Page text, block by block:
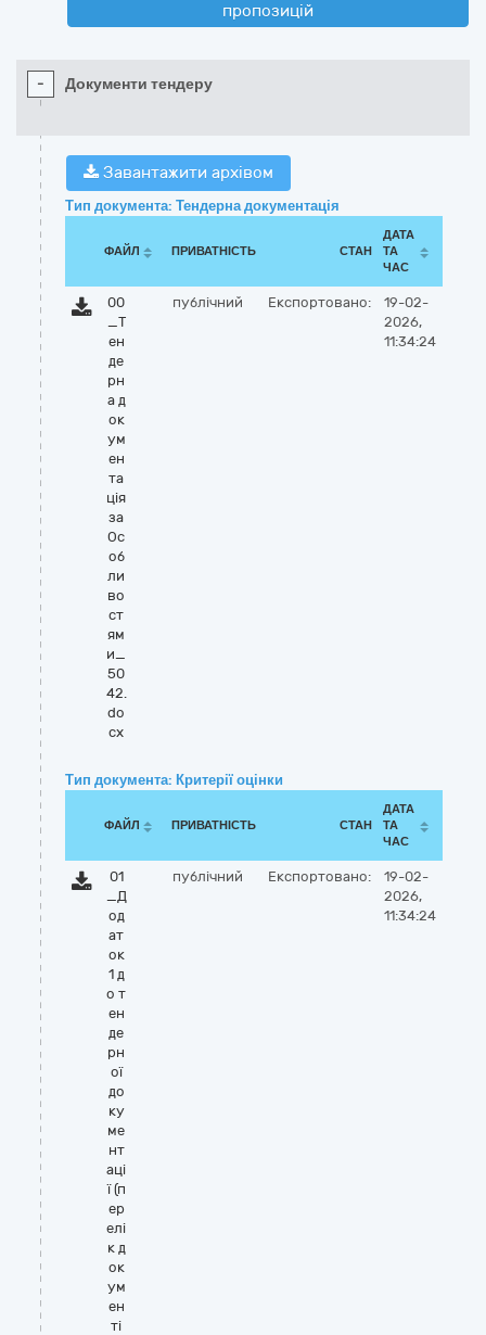
пропозицій
- Документи тендеру
Завантажити архівом
Тип документа: Тендерна документація
ФАЙЛ ПРИВАТНІСТЬ СТАН
ДАТА
ТА
ЧАС
00
_Т
ен
де
рн
а д
ок
ум
ен
та
ція
за
Ос
об
ли
во
ст
ям
и_
50
42.
do
cx
публічний Експортовано:
19-02-
2026,
11:34:24
Тип документа: Критерії оцінки
ФАЙЛ ПРИВАТНІСТЬ СТАН
ДАТА
ТА
ЧАС
01
_Д
од
ат
ок
1 д
о т
ен
де
рн
ої
до
ку
ме
нт
аці
ї (п
ер
елі
к д
ок
ум
ен
ті
публічний Експортовано:
19-02-
2026,
11:34:24